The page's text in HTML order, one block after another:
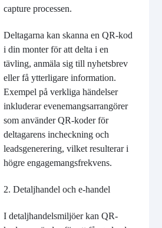
capture processen.
Deltagarna kan skanna en QR-kod
i din monter för att delta i en
tävling, anmäla sig till nyhetsbrev
eller få ytterligare information.
Exempel på verkliga händelser
inkluderar evenemangsarrangörer
som använder QR-koder för
deltagarens incheckning och
leadsgenerering, vilket resulterar i
högre engagemangsfrekvens.
2. Detaljhandel och e-handel
I detaljhandelsmiljöer kan QR-